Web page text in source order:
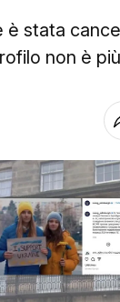
è stata
non è